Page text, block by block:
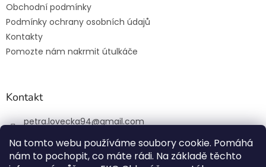
Na tomto webu používáme soubory cookie. Pomáhá
nám to pochopit, co máte rádi. Na základě těchto
Obchodní podmínky
Podmínky ochrany osobních údajů
Kontakty
Pomozte nám nakrmit útulkáče
Kontakt
petra.lovecka94@gmail.com
+420 774 131 648
ekochlupac.cz